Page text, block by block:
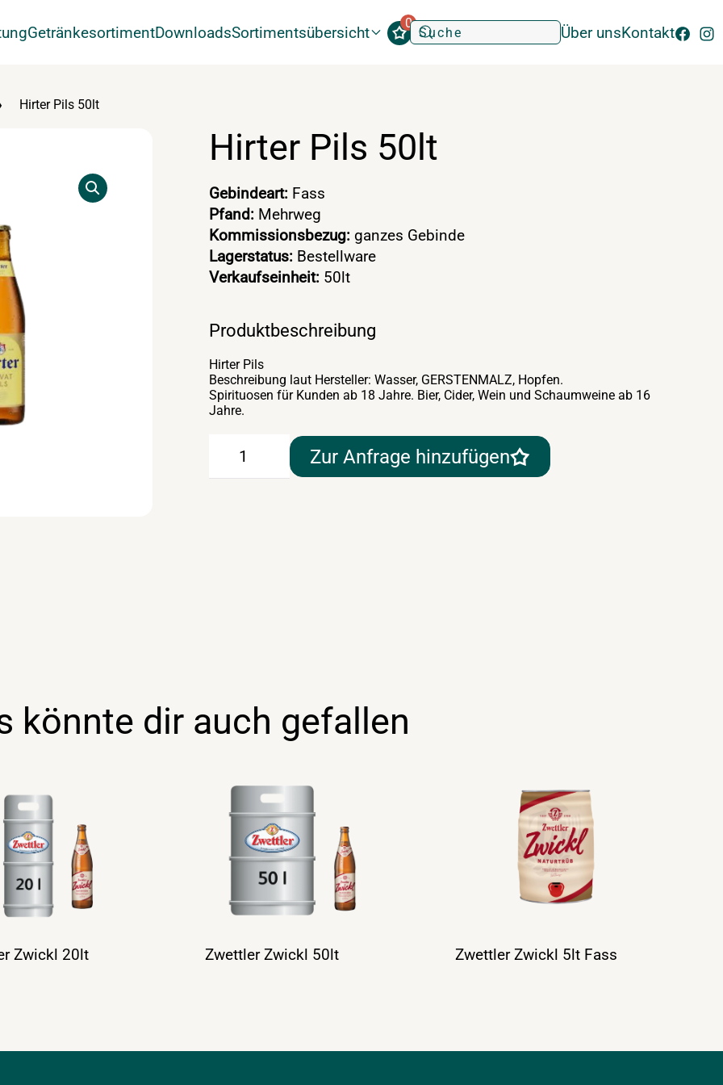
GetränkesortimentDownloadsSortimentsübersicht
0
Über unsKontakt
Hirter Pils 50lt
Hirter Pils 50lt
Gebindeart: Fass
Pfand: Mehrweg
Kommissionsbezug: ganzes Gebinde
Lagerstatus: Bestellware
Verkaufseinheit: 50lt
Produktbeschreibung
Hirter Pils
Beschreibung laut Hersteller: Wasser, GERSTENMALZ, Hopfen.
Spirituosen für Kunden ab 18 Jahre. Bier, Cider, Wein und Schaumweine ab 16
Jahre.
Zur Anfrage hinzufügen
könnte dir auch gefallen
Zwickl 20lt Zwettler Zwickl 50lt Zwettler Zwickl 5lt Fass